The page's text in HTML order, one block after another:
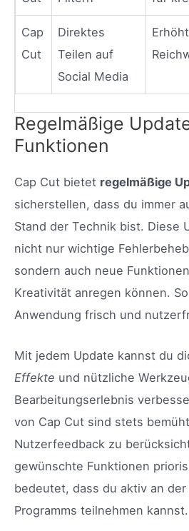
Cap
Cut
Direktes
Teilen auf
Social Media
Regelmäßige
Funktionen
Cap Cut bietet regelmäßige
sicherstellen, dass du immer
Stand der Technik bist. Diese
nicht nur wichtige
sondern auch neue
Kreativität anregen können.
Anwendung frisch und
Mit jedem Update kannst du
Effekte und nützliche
Bearbeitungserlebnis
von Cap Cut sind stets
Nutzerfeedback zu
gewünschte Funktionen
bedeutet, dass du aktiv an
Programms teilnehmen kannst.